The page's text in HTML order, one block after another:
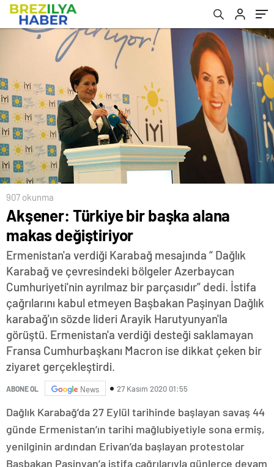
907 okunma
Akşener: Türkiye bir başka alana
makas değiştiriyor
Ermenistan'a verdiği Karabağ mesajında “ Dağlık
Karabağ ve çevresindeki bölgeler Azerbaycan
Cumhuriyeti'nin ayrılmaz bir parçasıdır” dedi. İstifa
çağrılarını kabul etmeyen Başbakan Paşinyan Dağlık
karabağ'ın sözde lideri Arayik Harutyunyan'la
görüştü. Ermenistan'a verdiği desteği saklamayan
Fransa Cumhurbaşkanı Macron ise dikkat çeken bir
ziyaret gerçekleştirdi.
ABONE OL News 27 Kasım 2020 01:55
Dağlık Karabağ’da 27 Eylül tarihinde başlayan savaş 44
günde Ermenistan’ın tarihi mağlubiyetiyle sona ermiş,
yenilginin ardından Erivan’da başlayan protestolar
Başbakan Paşinyan’a istifa çağrılarıyla günlerce devam